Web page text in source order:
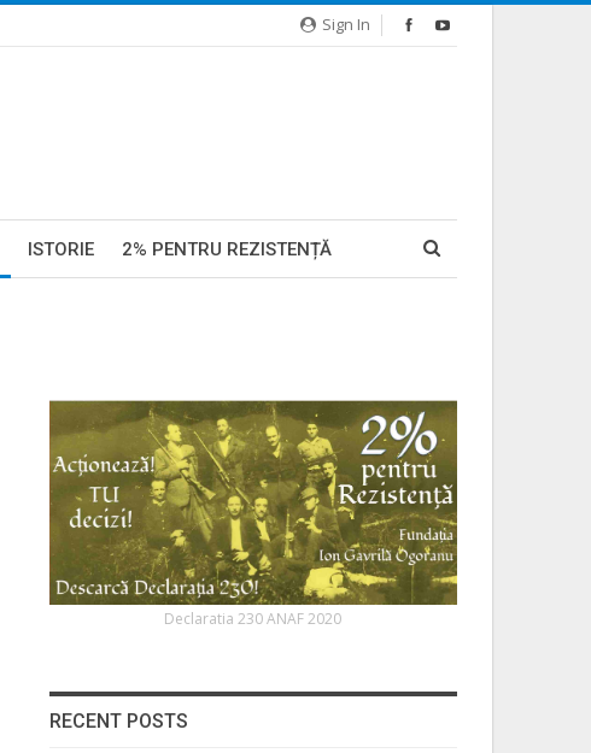
Sign In
ISTORIE 2% PENTRU REZISTENȚĂ
Declaratia 230 ANAF 2020
RECENT POSTS